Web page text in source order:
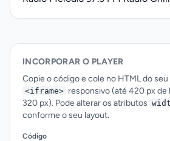
INCORPORAR O PLAYER
Copie o código e cole no HTML do seu
<iframe> responsivo (até 420 px de
320 px). Pode alterar os atributos
conforme o seu layout.
Código